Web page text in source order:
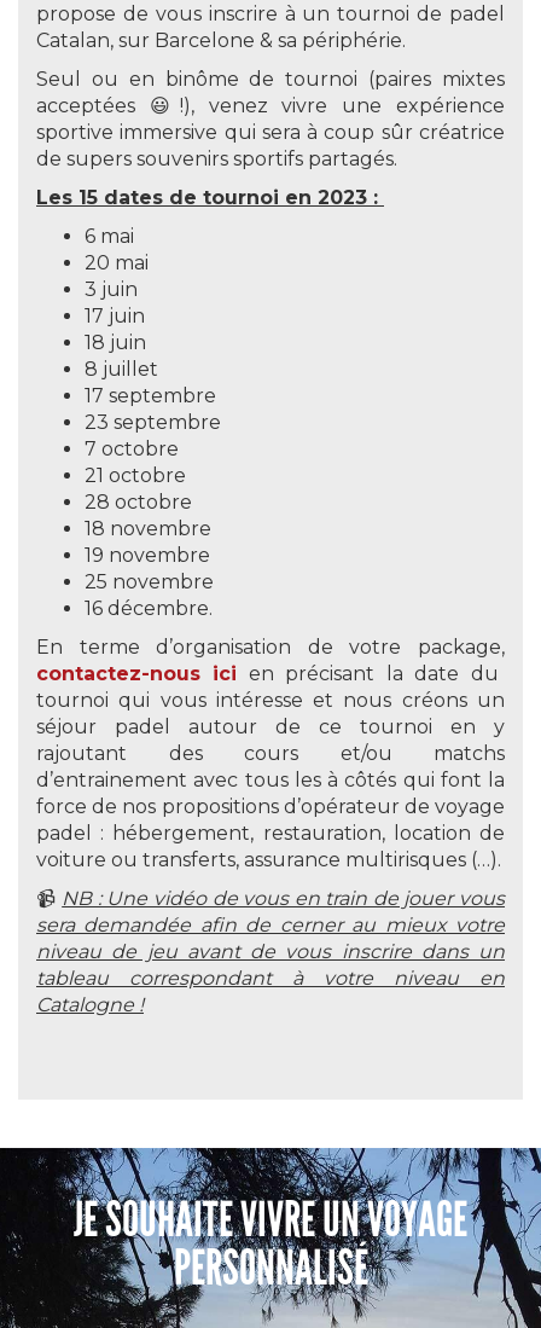
propose de vous inscrire à un tournoi de padel
Catalan, sur Barcelone & sa périphérie.
Seul ou en binôme de tournoi (paires mixtes
acceptées 😃!), venez vivre une expérience
sportive immersive qui sera à coup sûr créatrice
de supers souvenirs sportifs partagés.
Les 15 dates de tournoi en 2023 :
6 mai
20 mai
3 juin
17 juin
18 juin
8 juillet
17 septembre
23 septembre
7 octobre
21 octobre
28 octobre
18 novembre
19 novembre
25 novembre
16 décembre.
En terme d’organisation de votre package,
contactez-nous ici en précisant la date du
tournoi qui vous intéresse et nous créons un
séjour padel autour de ce tournoi en y
rajoutant des cours et/ou matchs
d’entrainement avec tous les à côtés qui font la
force de nos propositions d’opérateur de voyage
padel : hébergement, restauration, location de
voiture ou transferts, assurance multirisques (…).
📹 NB : Une vidéo de vous en train de jouer vous
sera demandée afin de cerner au mieux votre
niveau de jeu avant de vous inscrire dans un
tableau correspondant à votre niveau en
Catalogne !
JE SOUHAITE VIVRE UN VOYAGE
PERSONNALISÉ